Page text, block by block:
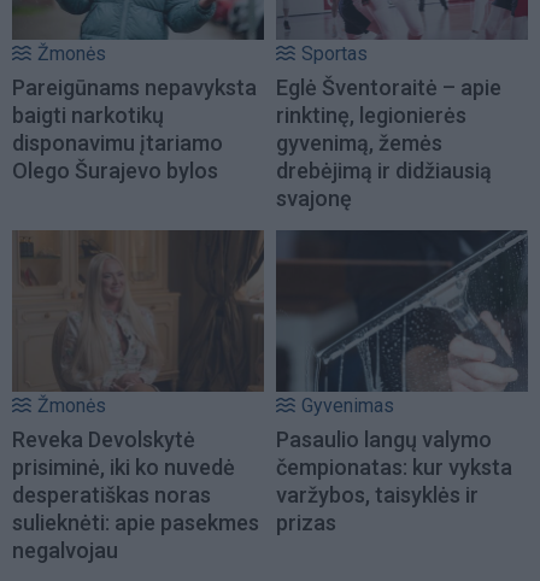
Žmonės
Pareigūnams nepavyksta
baigti narkotikų
disponavimu įtariamo
Olego Šurajevo bylos
Sportas
Eglė Šventoraitė – apie
rinktinę, legionierės
gyvenimą, žemės
drebėjimą ir didžiausią
svajonę
Žmonės
Reveka Devolskytė
prisiminė, iki ko nuvedė
desperatiškas noras
sulieknėti: apie pasekmes
negalvojau
Gyvenimas
Pasaulio langų valymo
čempionatas: kur vyksta
varžybos, taisyklės ir
prizas